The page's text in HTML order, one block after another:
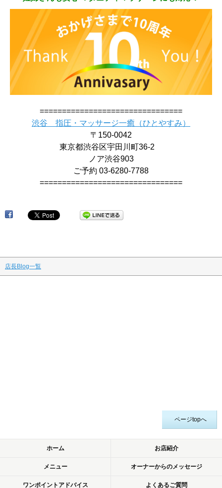
================================
渋谷 指圧・マッサージ一癒（ひとやすみ）
〒150-0042
東京都渋谷区宇田川町36-2
ノア渋谷903
ご予約 03-6280-7788
================================
店長Blog一覧
ページtopへ
ホーム お店紹介
メニュー オーナーからのメッセージ
ワンポイントアドバイス よくあるご質問